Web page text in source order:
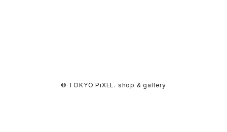
© TOKYO PiXEL. shop & gallery